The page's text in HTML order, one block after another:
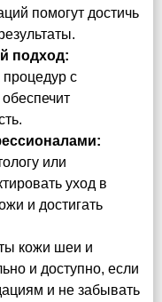
помогут достичь
подход:
с
или
уход в
и достигать
кожи шеи и
и доступно, если
и не забывать